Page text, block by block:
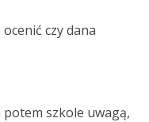
czy dana
szkole uwagą,